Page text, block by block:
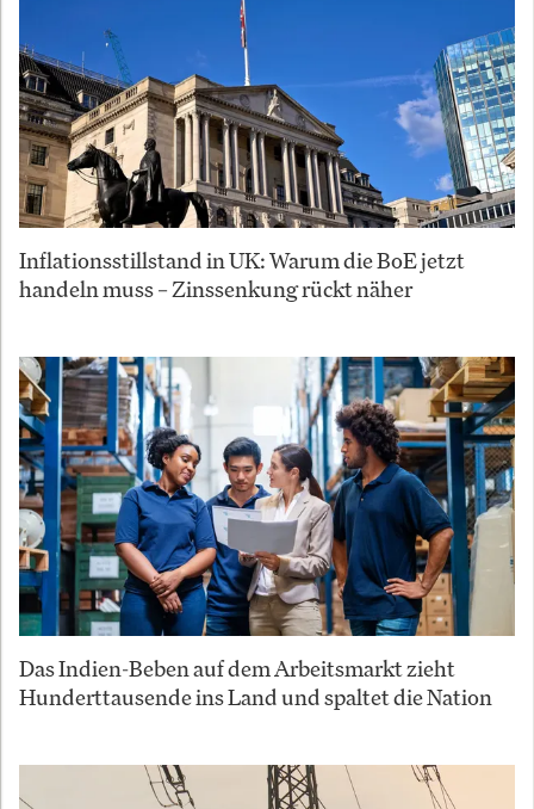
Inflationsstillstand in UK: Warum die BoE jetzt
handeln muss – Zinssenkung rückt näher
Das Indien-Beben auf dem Arbeitsmarkt zieht
Hunderttausende ins Land und spaltet die Nation